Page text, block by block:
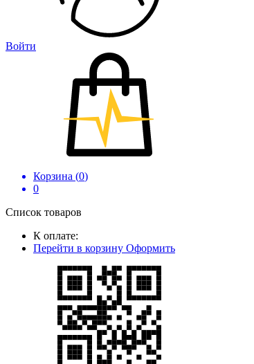
Войти
Корзина (0)
0
Список товаров
К оплате:
Перейти в корзину Оформить